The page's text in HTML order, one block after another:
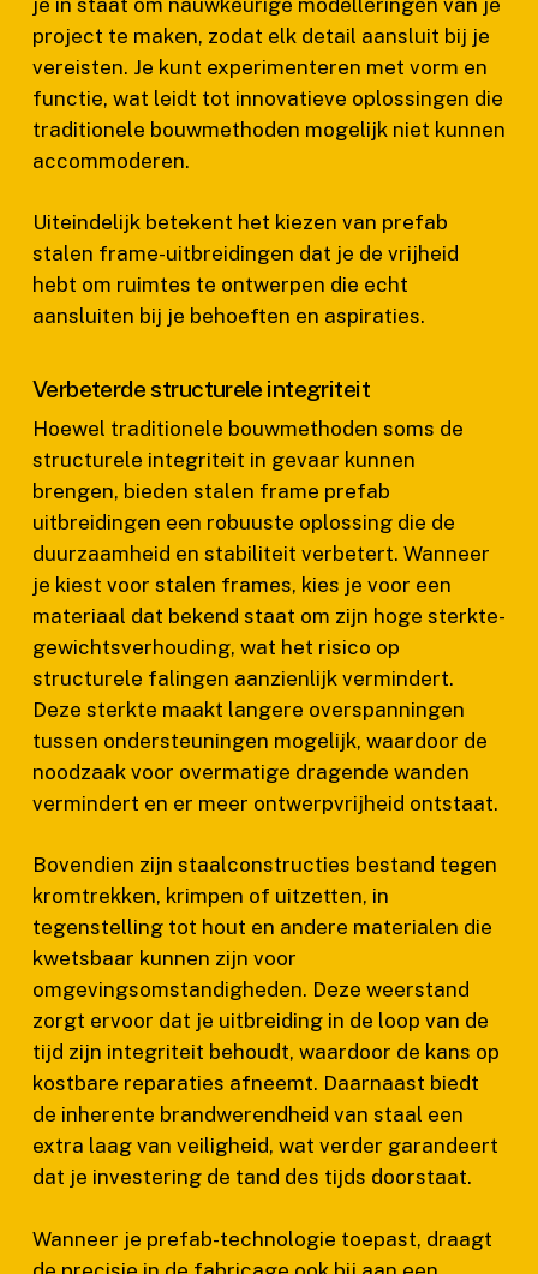
project te maken, zodat elk detail aansluit bij je
vereisten. Je kunt experimenteren met vorm en
functie, wat leidt tot innovatieve oplossingen die
traditionele bouwmethoden mogelijk niet kunnen
accommoderen.
Uiteindelijk betekent het kiezen van prefab
stalen frame-uitbreidingen dat je de vrijheid
hebt om ruimtes te ontwerpen die echt
aansluiten bij je behoeften en aspiraties.
Verbeterde structurele integriteit
Hoewel traditionele bouwmethoden soms de
structurele integriteit in gevaar kunnen
brengen, bieden stalen frame prefab
uitbreidingen een robuuste oplossing die de
duurzaamheid en stabiliteit verbetert. Wanneer
je kiest voor stalen frames, kies je voor een
materiaal dat bekend staat om zijn hoge sterkte-
gewichtsverhouding, wat het risico op
structurele falingen aanzienlijk vermindert.
Deze sterkte maakt langere overspanningen
tussen ondersteuningen mogelijk, waardoor de
noodzaak voor overmatige dragende wanden
vermindert en er meer ontwerpvrijheid ontstaat.
Bovendien zijn staalconstructies bestand tegen
kromtrekken, krimpen of uitzetten, in
tegenstelling tot hout en andere materialen die
kwetsbaar kunnen zijn voor
omgevingsomstandigheden. Deze weerstand
zorgt ervoor dat je uitbreiding in de loop van de
tijd zijn integriteit behoudt, waardoor de kans op
kostbare reparaties afneemt. Daarnaast biedt
de inherente brandwerendheid van staal een
extra laag van veiligheid, wat verder garandeert
dat je investering de tand des tijds doorstaat.
Wanneer je prefab-technologie toepast, draagt